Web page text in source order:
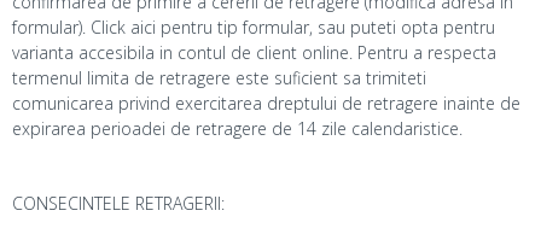
formular). Click aici pentru tip formular, sau puteti opta pentru
varianta accesibila in contul de client online. Pentru a respecta
termenul limita de retragere este suficient sa trimiteti
comunicarea privind exercitarea dreptului de retragere inainte de
expirarea perioadei de retragere de 14 zile calendaristice.
CONSECINTELE RETRAGERII: